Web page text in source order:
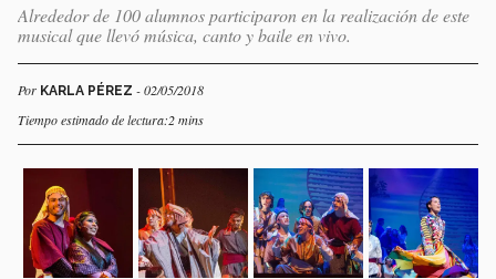
Alrededor de 100 alumnos participaron en la realización de este
musical que llevó música, canto y baile en vivo.
Por KARLA PÉREZ - 02/05/2018
Tiempo estimado de lectura:2 mins